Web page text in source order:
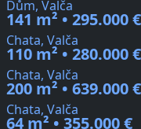
Dům, Valča
141 m² • 295.000 €
Chata, Valča
110 m² • 280.000 €
Chata, Valča
200 m² • 639.000 €
Chata, Valča
64 m² • 355.000 €